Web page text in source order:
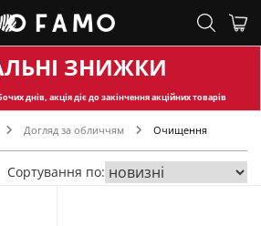
ЗНИЖКИ
днів, акція діє до закінчення акційних товарів
Догляд за обличчям Очищення
Сортування по: